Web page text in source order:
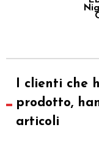
I clienti che
prodotto,
articoli